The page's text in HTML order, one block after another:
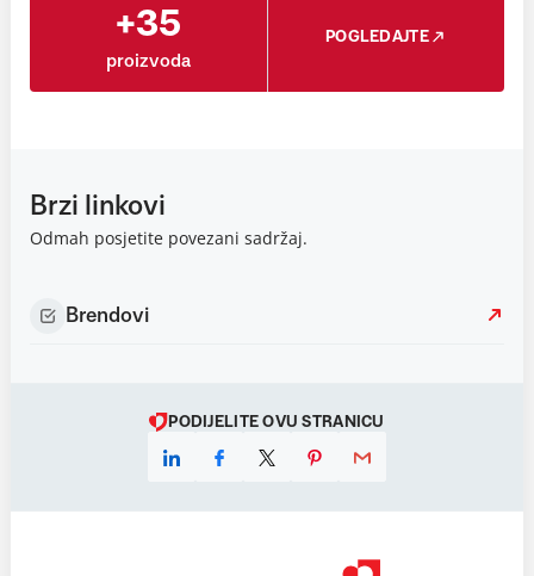
+35
proizvoda
POGLEDAJTE
Brzi linkovi
Odmah posjetite povezani sadržaj.
Brendovi
PODIJELITE OVU STRANICU